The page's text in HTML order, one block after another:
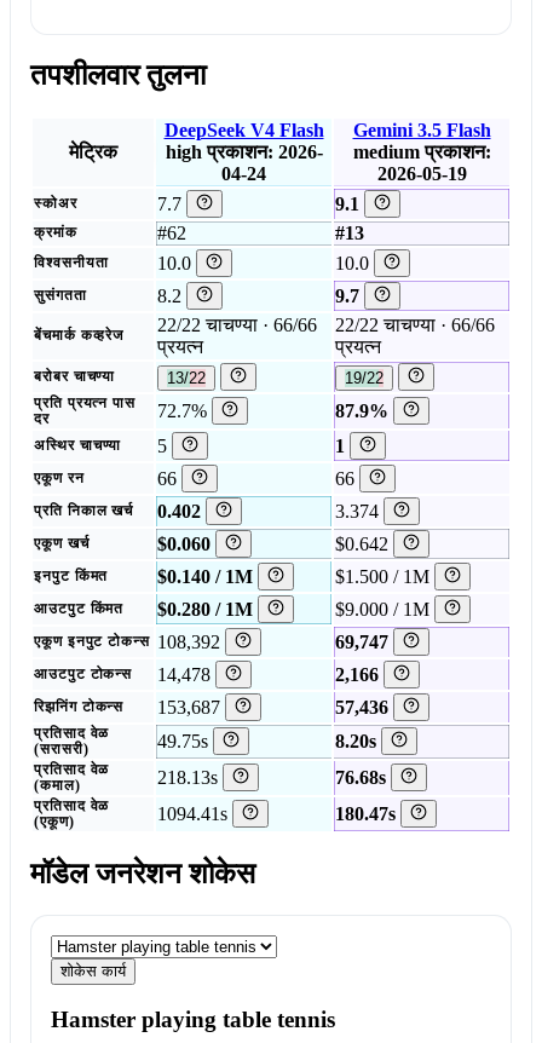
तपशीलवार तुलना
मेट्रिक
DeepSeek V4 Flash
high प्रकाशन: 2026-
04-24
Gemini 3.5 Flash
medium प्रकाशन:
2026-05-19
स्कोअर 7.7 9.1
क्रमांक #62 #13
विश्वसनीयता 10.0 10.0
सुसंगतता 8.2 9.7
बेंचमार्क कव्हरेज
22/22 चाचण्या · 66/66
प्रयत्न
22/22 चाचण्या · 66/66
प्रयत्न
बरोबर चाचण्या 13/22 19/22
प्रति प्रयत्न पास
दर
72.7% 87.9%
अस्थिर चाचण्या 5 1
एकूण रन 66 66
प्रति निकाल खर्च 0.402 3.374
एकूण खर्च $0.060 $0.642
इनपुट किंमत $0.140 / 1M $1.500 / 1M
आउटपुट किंमत $0.280 / 1M $9.000 / 1M
एकूण इनपुट टोकन्स 108,392 69,747
आउटपुट टोकन्स 14,478 2,166
रिझनिंग टोकन्स 153,687 57,436
प्रतिसाद वेळ
(सरासरी)
49.75s 8.20s
प्रतिसाद वेळ
(कमाल)
218.13s 76.68s
प्रतिसाद वेळ
(एकूण)
1094.41s 180.47s
मॉडेल जनरेशन शोकेस
शोकेस कार्य
Hamster playing table tennis